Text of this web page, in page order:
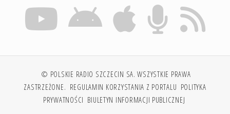
© POLSKIE RADIO SZCZECIN SA. WSZYSTKIE PRAWA
ZASTRZEŻONE. REGULAMIN KORZYSTANIA Z PORTALU POLITYKA
PRYWATNOŚCI BIULETYN INFORMACJI PUBLICZNEJ